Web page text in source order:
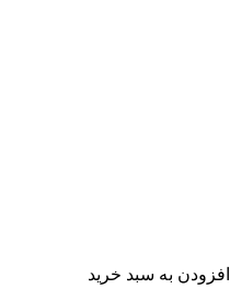
افزودن به سبد خرید